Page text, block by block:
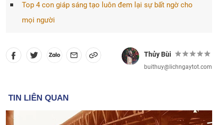
Top 4 con giáp sáng tạo luôn đem lại sự bất ngờ cho
mọi người
Thủy Bùi
buithuy@lichngaytot.com